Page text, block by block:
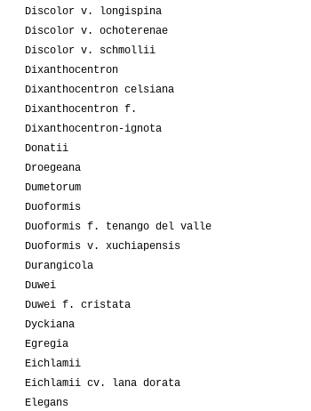
Discolor v. longispina
Discolor v. ochoterenae
Discolor v. schmollii
Dixanthocentron
Dixanthocentron celsiana
Dixanthocentron f.
Dixanthocentron-ignota
Donatii
Droegeana
Dumetorum
Duoformis
Duoformis f. tenango del valle
Duoformis v. xuchiapensis
Durangicola
Duwei
Duwei f. cristata
Dyckiana
Egregia
Eichlamii
Eichlamii cv. lana dorata
Elegans